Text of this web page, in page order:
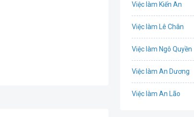
Việc làm Kiến An
Việc làm Lê Chân
Việc làm Ngô Quyền
Việc làm An Dương
Việc làm An Lão